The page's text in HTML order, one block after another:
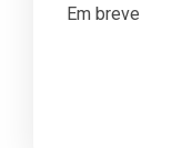
Em breve